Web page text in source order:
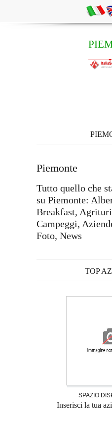
Piemonte
Tutto quello che
su Piemonte:
Breakfast,
Campeggi,
Foto, News
TOP
SPAZIO
Inserisci la tua